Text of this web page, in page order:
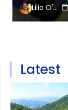
Lilia O'Hara
Latest